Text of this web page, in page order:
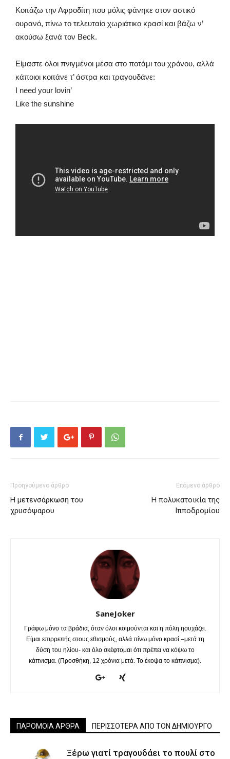
Κοιτάζω την Αφροδίτη που μόλις φάνηκε στον αστικό
ουρανό, πίνω το τελευταίο χωριάτικο κρασί και βάζω ν’
ακούσω ξανά τον Beck.
Είμαστε όλοι πνιγμένοι μέσα στο ποτάμι του χρόνου, αλλά
κάποιοι κοιτάνε τ’ άστρα και τραγουδάνε:
I need your lovin’
Like the sunshine
Προηγούμενο άρθρο
Η μετενσάρκωση του
χρυσόψαρου
Επόμενο άρθρο
Η πολυκατοικία της
Ιπποδρομίου
SaneJoker
Γράφω μόνο τα βράδια, όταν όλοι κοιμούνται και η πόλη ησυχάζει.
Είμαι επιρρεπής στους εθισμούς, αλλά πίνω μόνο κρασί –μετά τη
δύση του ηλίου- και όλο σκέφτομαι ότι πρέπει να κόψω το
κάπνισμα. (Προσθήκη, 12 χρόνια μετά. Το έκοψα το κάπνισμα).
ΠΑΡΟΜΟΙΑ ΑΡΘΡΑ ΠΕΡΙΣΣΟΤΕΡΑ ΑΠΟ ΤΟΝ ΔΗΜΙΟΥΡΓΟ
Ξέρω γιατί τραγουδάει το πουλί στο